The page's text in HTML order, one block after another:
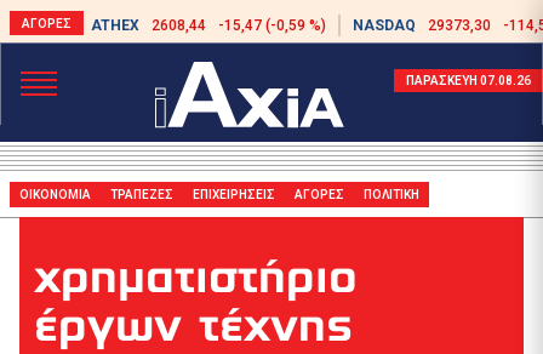
ATHEX 2608,44 -15,47 (-0,59 %) NASDAQ 29373,30 -
ΠΑΡΑΣΚΕΥΗ 07.08.26
ΟΙΚΟΝΟΜΙΑ ΤΡΑΠΕΖΕΣ ΕΠΙΧΕΙΡΗΣΕΙΣ ΑΓΟΡΕΣ ΠΟΛΙΤΙΚΗ
χρηματιστήριο
έργων τέχνης